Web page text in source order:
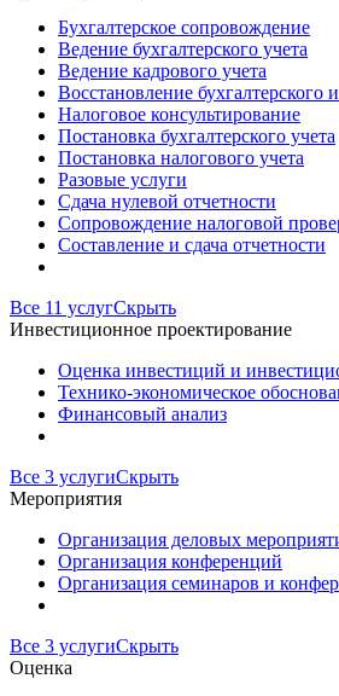
Бухгалтерское сопровождение
Ведение бухгалтерского учета
Ведение кадрового учета
Восстановление бухгалтерского
Налоговое консультирование
Постановка бухгалтерского учета
Постановка налогового учета
Разовые услуги
Сдача нулевой отчетности
Сопровождение налоговой
Составление и сдача отчетности
Все 11 услугСкрыть
Инвестиционное проектирование
Оценка инвестиций и
Технико-экономическое
Финансовый анализ
Все 3 услугиСкрыть
Мероприятия
Организация деловых
Организация конференций
Организация семинаров и
Все 3 услугиСкрыть
Оценка